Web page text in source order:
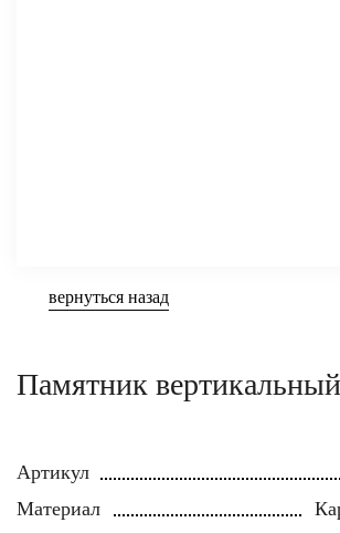
вернуться назад
Памятник
Артикул
Материал